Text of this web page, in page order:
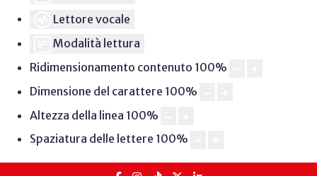
Lettore vocale
Modalità lettura
Ridimensionamento contenuto 100%
Dimensione del carattere 100%
Altezza della linea 100%
Spaziatura delle lettere 100%